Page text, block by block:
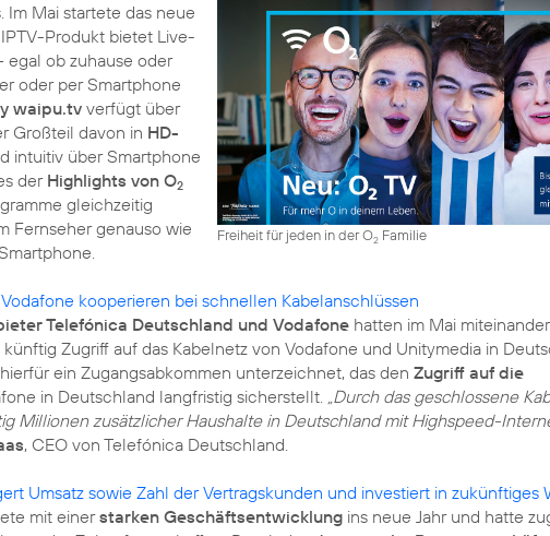
Freiheit für jeden in der O2Familie
Im Mai startete das neue
IPTV-Produkt bietet Live-
egal ob zuhause oder
oder per Smartphone
waipu.tv verfügt über
Großteil davon in HD-
intuitiv über Smartphone
derHighlights von O2
gleichzeitig
Fernseher genauso wie
kooperieren bei schnellen Kabelanschlüssen
Telefónica Deutschland und Vodafone hatten im Mai
Zugriff auf das Kabelnetz von Vodafone und Unitymedia in
ein Zugangsabkommen unterzeichnet, das den Zugriff auf die
in Deutschland langfristig sicherstellt. „Durch das geschlossene
Millionen zusätzlicher Haushalte in Deutschland mit Highspeed-
, CEO von Telefónica Deutschland.
Umsatz sowie Zahl der Vertragskunden und investiert in zukünftiges
mit einerstarken Geschäftsentwicklung ins neue Jahr und hatte